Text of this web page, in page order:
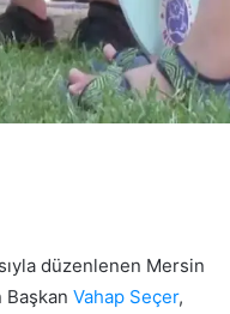
düzenlenen Mersin
Vahap Seçer,